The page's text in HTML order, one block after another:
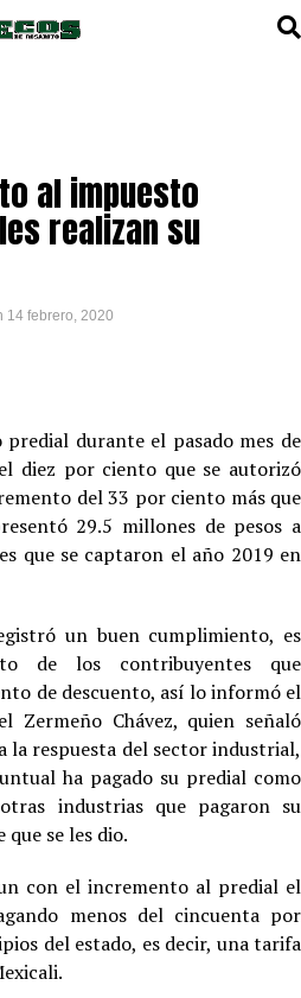
al impuesto
realizan su
14 febrero, 2020
durante el pasado mes de
diez por ciento que se autorizó
del 33 por ciento más que
29.5 millones de pesos a
que se captaron el año 2019 en
un buen cumplimiento, es
de los contribuyentes que
de descuento, así lo informó el
Zermeño Chávez, quien señaló
la respuesta del sector industrial,
ha pagado su predial como
industrias que pagaron su
se les dio.
con el incremento al predial el
menos del cincuenta por
del estado, es decir, una tarifa